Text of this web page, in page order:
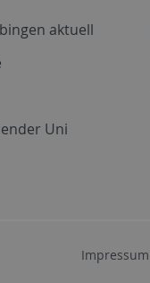
aktuell
Uni
Impressum